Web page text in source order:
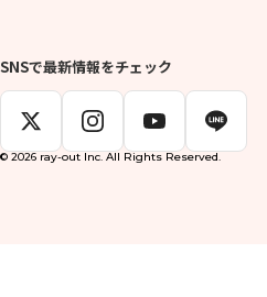
SNSで最新情報をチェック
© 2026 ray-out Inc. All Rights Reserved.